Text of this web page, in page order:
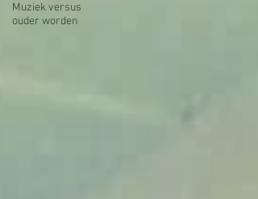
Muziek versus
ouder worden